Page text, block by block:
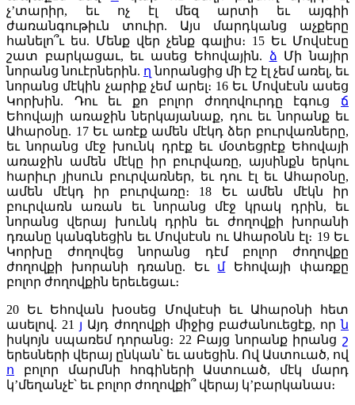
չ’տարիր, եւ ոչ էլ մեզ արտի եւ այգիի
ժառանգութիւն տուիր. Այս մարդկանց աչքերը
հանելո՞ւ ես. Մենք վեր չենք գալիս։ 15 Եւ Մովսէսը
շատ բարկացաւ, եւ ասեց Եհովային. ձ Մի նայիր
նորանց նուէրներին. ղ նորանցից մի էշ էլ չեմ առել, եւ
նորանց մէկին չարիք չեմ արել։ 16 Եւ Մովսէսն ասեց
Կորխին. Դու եւ քո բոլոր ժողովուրդը էգուց ճ
Եհովայի առաջին ներկայանաք, դու եւ նորանք եւ
Ահարօնը. 17 Եւ առէք ամեն մէկդ ձեր բուրվառները,
եւ նորանց մէջ խունկ դրէք եւ մօտեցրէք Եհովայի
առաջին ամեն մէկը իր բուրվառը, այսինքն երկու
հարիւր յիսուն բուրվառներ, եւ դու էլ եւ Ահարօնը,
ամեն մէկդ իր բուրվառը։ 18
Եւ ամեն մէկն իր
բուրվառն առան եւ նորանց մէջ կրակ դրին, եւ
նորանց վերայ խունկ դրին եւ ժողովքի խորանի
դռանը կանգնեցին եւ Մովսէսն ու Ահարօնն էլ։ 19 Եւ
Կորխը ժողովեց նորանց դէմ բոլոր ժողովքը
ժողովքի խորանի դռանը. Եւ մ
Եհովայի փառքը
բոլոր ժողովքին երեւեցաւ։
20
Եւ Եհովան խօսեց Մովսէսի եւ Ահարօնի հետ
ասելով. 21 յ Այդ ժողովքի միջից բաժանուեցէք, որն
իսկոյն սպառեմ դորանց։ 22 Բայց նորանք իրանցշ
երեսների վերայ ընկան՝ եւ ասեցին. Ով Աստուած, ով
ո
բոլոր մարմնի հոգիների Աստուած, մէկ մարդ
կ’մեղանչէ՝ եւ բոլոր ժողովքի՞ վերայ կ’բարկանաս։